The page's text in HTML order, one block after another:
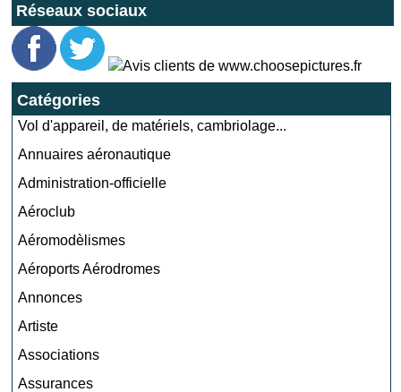
Réseaux sociaux
Catégories
Vol d'appareil, de matériels, cambriolage...
Annuaires aéronautique
Administration-officielle
Aéroclub
Aéromodèlismes
Aéroports Aérodromes
Annonces
Artiste
Associations
Assurances